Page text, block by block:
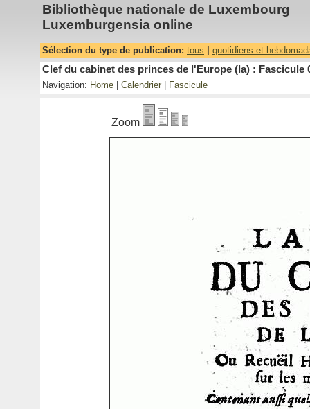
Bibliothèque nationale de Luxembourg
Luxemburgensia online
Sélection du type de publication: tous quotidiens et
Clef du cabinet des princes de l'Europe (la) : Fascicule
Navigation: Home Calendrier Fascicule
Zoom